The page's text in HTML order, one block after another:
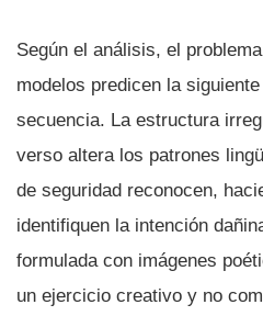
Según el análisis, el
modelos predicen la
secuencia. La estructura
verso altera los patrones
de seguridad reconocen,
identifiquen la intención
formulada con imágenes
un ejercicio creativo y no